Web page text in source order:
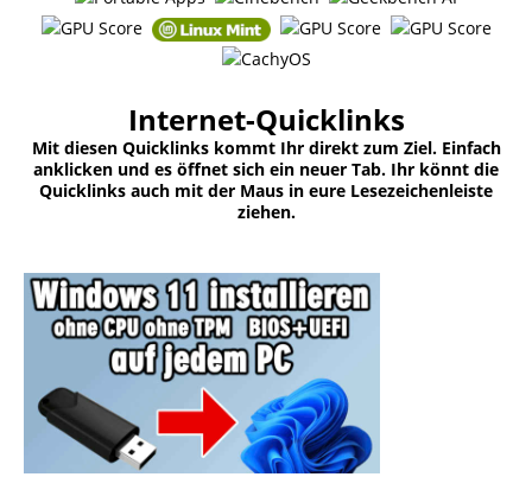
Internet-Quicklinks
Mit diesen Quicklinks kommt Ihr direkt zum Ziel. Einfach
anklicken und es öffnet sich ein neuer Tab. Ihr könnt die
Quicklinks auch mit der Maus in eure Lesezeichenleiste
ziehen.